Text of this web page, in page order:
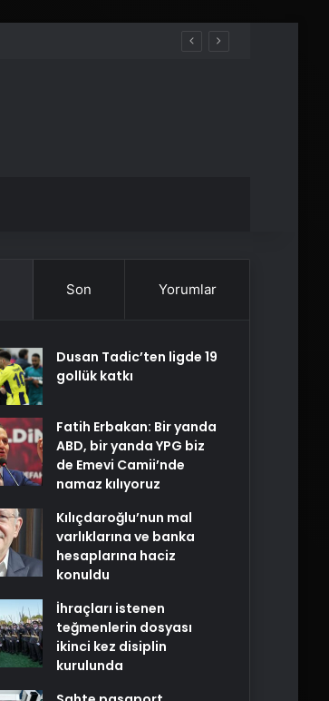
Son Yorumlar
Dusan Tadic’ten ligde 19
gollük katkı
Fatih Erbakan: Bir yanda
ABD, bir yanda YPG biz
de Emevi Camii’nde
namaz kılıyoruz
Kılıçdaroğlu’nun mal
varlıklarına ve banka
hesaplarına haciz
konuldu
İhraçları istenen
teğmenlerin dosyası
ikinci kez disiplin
kurulunda